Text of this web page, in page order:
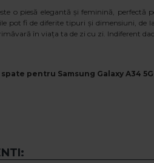
o piesă elegantă și feminină,
pot fi de diferite tipuri și dimensiuni, de
în viața ta de zi cu zi. Indiferent
pentru Samsung Galaxy A34